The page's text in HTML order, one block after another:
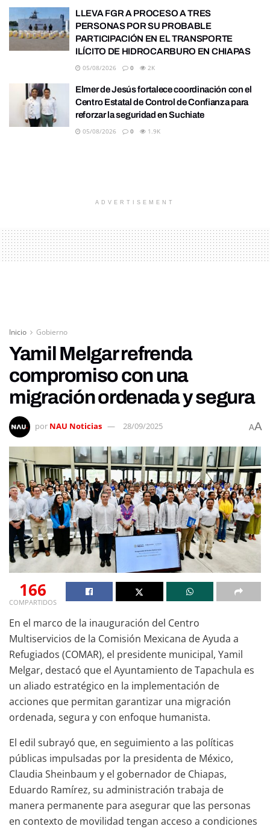
LLEVA FGR A PROCESO A TRES
PERSONAS POR SU PROBABLE
PARTICIPACIÓN EN EL TRANSPORTE
ILÍCITO DE HIDROCARBURO EN CHIAPAS
05/08/2026 0 2K
Elmer de Jesús fortalece coordinación con el
Centro Estatal de Control de Confianza para
reforzar la seguridad en Suchiate
05/08/2026 0 1.9K
ADVERTISEMENT
Inicio Gobierno
Yamil Melgar refrenda
compromiso con una
migración ordenada y segura
por NAU Noticias 28/09/2025 AA
166
COMPARTIDOS
En el marco de la inauguración del Centro
Multiservicios de la Comisión Mexicana de Ayuda a
Refugiados (COMAR), el presidente municipal, Yamil
Melgar, destacó que el Ayuntamiento de Tapachula es
un aliado estratégico en la implementación de
acciones que permitan garantizar una migración
ordenada, segura y con enfoque humanista.
El edil subrayó que, en seguimiento a las políticas
públicas impulsadas por la presidenta de México,
Claudia Sheinbaum y el gobernador de Chiapas,
Eduardo Ramírez, su administración trabaja de
manera permanente para asegurar que las personas
en contexto de movilidad tengan acceso a condiciones